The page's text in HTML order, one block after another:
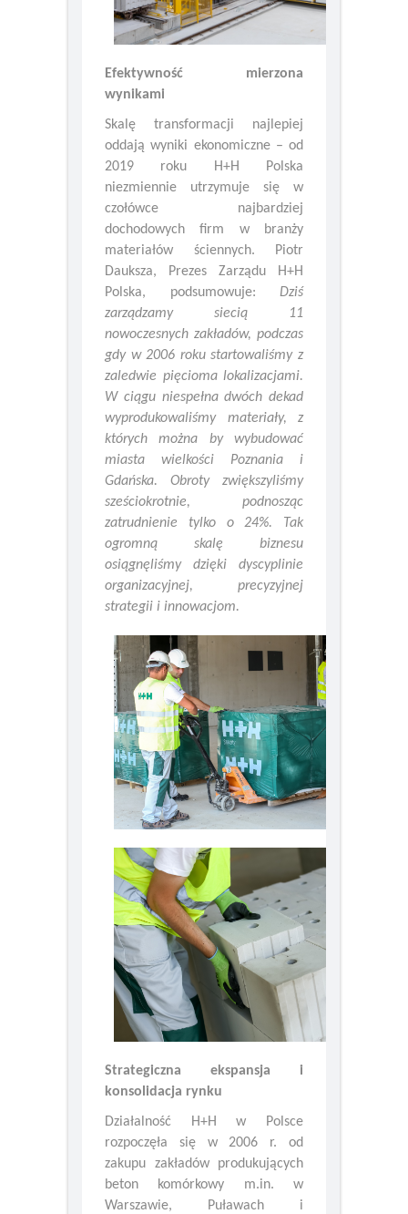
Efektywność mierzona
Skalę transformacji najlepiej
oddają wyniki ekonomiczne – od
2019 roku H+H Polska
niezmiennie utrzymuje się w
czołówce najbardziej
dochodowych firm w branży
materiałów ściennych. Piotr
Dauksza, Prezes Zarządu H+H
Polska, podsumowuje:
Dziś
zarządzamy siecią 11
nowoczesnych zakładów, podczas
gdy w 2006 roku startowaliśmy z
zaledwie pięcioma lokalizacjami.
W ciągu niespełna dwóch dekad
wyprodukowaliśmy materiały, z
których można by wybudować
miasta wielkości Poznania i
Gdańska. Obroty zwiększyliśmy
sześciokrotnie, podnosząc
zatrudnienie tylko o 24%. Tak
ogromną skalę biznesu
osiągnęliśmy dzięki dyscyplinie
organizacyjnej, precyzyjnej
Strategiczna ekspansja i
Działalność H+H w Polsce
rozpoczęła się w 2006 r. od
zakupu zakładów produkujących
beton komórkowy m.in. w